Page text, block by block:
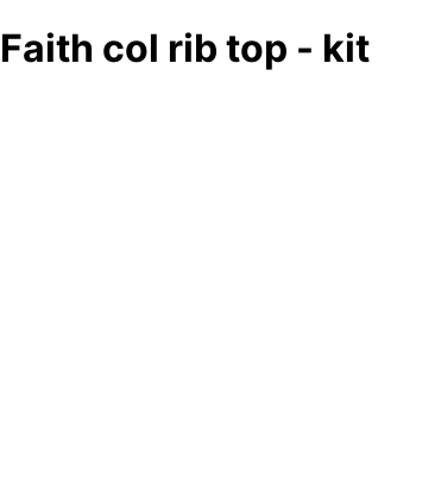
Faith col rib top - kit